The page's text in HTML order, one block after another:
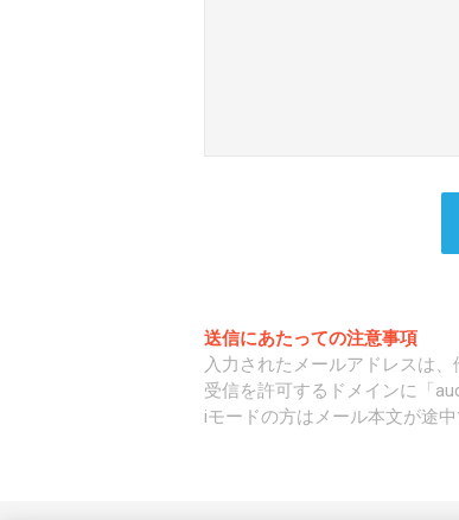
送信にあたっての注意事項
入力されたメールアドレスは
受信を許可するドメインに「
iモードの方はメール本文が途